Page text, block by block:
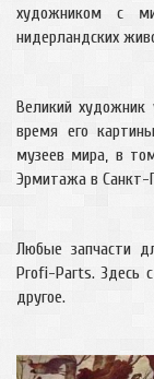
художником с
нидерландских
Великий художник
время его
музеев мира, в
Эрмитажа в Санкт-
Любые запчасти
Profi-Parts. Здесь с
другое.